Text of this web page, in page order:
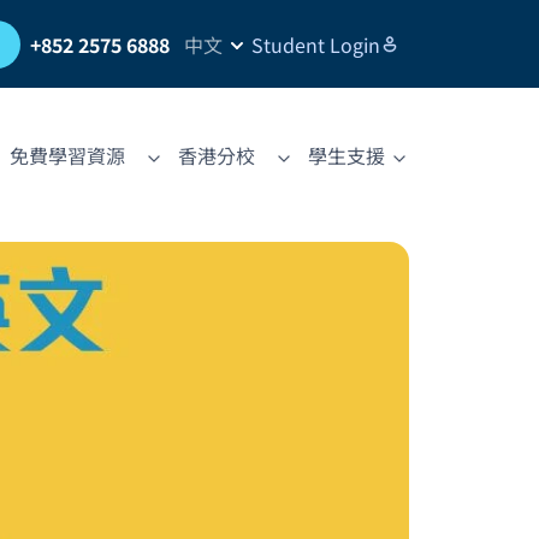
+852 2575 6888 中文 Student Login
免費學習資源 香港分校 學生支援